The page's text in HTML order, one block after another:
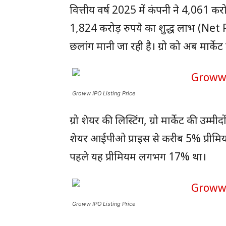
वित्तीय वर्ष 2025 में कंपनी ने 4,061
1,824 करोड़ रुपये का शुद्ध लाभ (Net
छलांग मानी जा रही है। ग्रो को अब
Groww IPO Listing Price
ग्रो शेयर की लिस्टिंग, ग्रो मार्केट की
शेयर आईपीओ प्राइस से करीब 5%
पहले यह प्रीमियम लगभग 17% था।
Groww IPO Listing Price